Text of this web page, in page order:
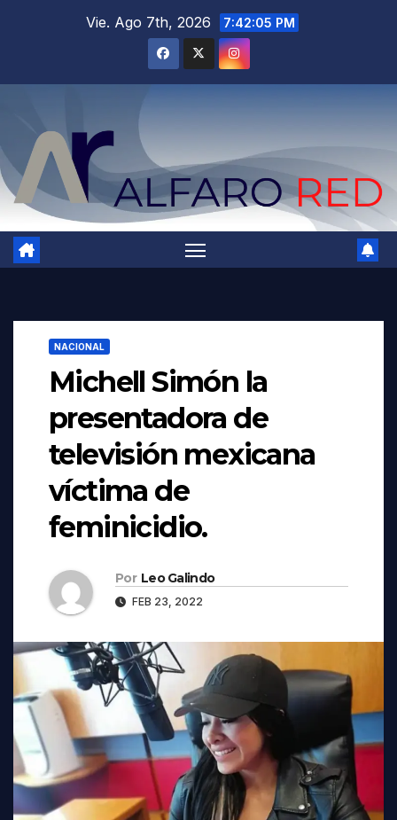
Vie. Ago 7th, 2026 7:42:06 PM
NACIONAL
Michell Simón la
presentadora de
televisión mexicana
víctima de
feminicidio.
Por Leo Galindo
FEB 23, 2022